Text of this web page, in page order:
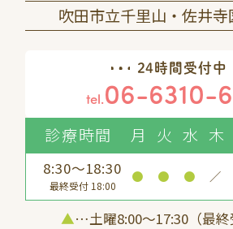
吹田市立千里山・佐井寺
24時間受付中
tel.06-6310-
診療時間 月 火 水 木
8:30～18:30
最終受付 18:00
● ● ● ／
▲…土曜8:00〜17:30（最終